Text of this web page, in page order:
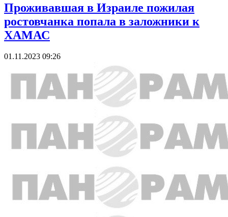
Проживавшая в Израиле пожилая
ростовчанка попала в заложники к
ХАМАС
01.11.2023 09:26